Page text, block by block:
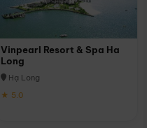
Vinpearl Resort & Spa Ha
Long
Hạ Long
★ 5.0